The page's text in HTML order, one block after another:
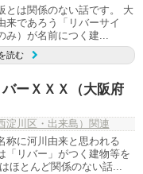
とは関係のない話です。 大
来であろう「リバーサイ
み）が名前につく建...
読む
ーＸＸＸ（大阪府
淀川区・出来島）関連
称に河川由来と思われる
「リバー」がつく建物等を
ほとんど関係のない話...